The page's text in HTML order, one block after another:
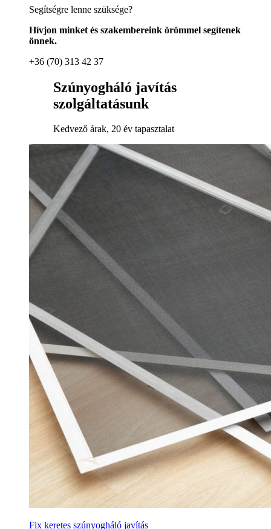
Segítségre lenne szüksége?
Hívjon minket és szakembereink örömmel segítenek
önnek.
+36 (70) 313 42 37
Szúnyogháló javítás
szolgáltatásunk
Kedvező árak, 20 év tapasztalat
Fix keretes szúnyogháló javítás